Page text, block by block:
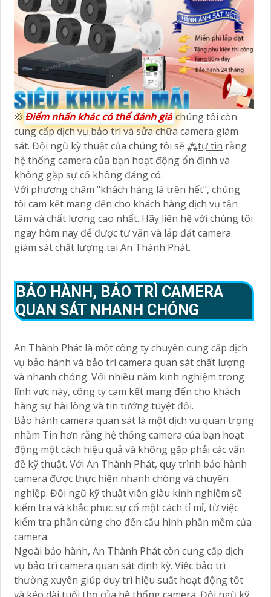
💢 Điểm nhấn khác có thể đánh giáchúng tôi còn
cung cấp dịch vụ bảo trì và sửa chữa camera giám
sát. Đội ngũ kỹ thuật của chúng tôi sẽ ⁂tự tin rằng
hệ thống camera của bạn hoạt động ổn định và
không gặp sự cố không đáng có.
Với phương châm "khách hàng là trên hết", chúng
tôi cam kết mang đến cho khách hàng dịch vụ tận
tâm và chất lượng cao nhất. Hãy liên hệ với chúng tôi
ngay hôm nay để được tư vấn và lắp đặt camera
giám sát chất lượng tại An Thành Phát.
BẢO HÀNH, BẢO TRÌ CAMERA
QUAN SÁT NHANH CHÓNG
An Thành Phát là một công ty chuyên cung cấp dịch
vụ bảo hành và bảo trì camera quan sát chất lượng
và nhanh chóng. Với nhiều năm kinh nghiệm trong
lĩnh vực này, công ty cam kết mang đến cho khách
hàng sự hài lòng và tin tưởng tuyệt đối.
Bảo hành camera quan sát là một dịch vụ quan trọng
nhằm Tin hơn rằng hệ thống camera của bạn hoạt
động một cách hiệu quả và không gặp phải các vấn
đề kỹ thuật. Với An Thành Phát, quy trình bảo hành
camera được thực hiện nhanh chóng và chuyên
nghiệp. Đội ngũ kỹ thuật viên giàu kinh nghiệm sẽ
kiểm tra và khắc phục sự cố một cách tỉ mỉ, từ việc
kiểm tra phần cứng cho đến cấu hình phần mềm của
camera.
Ngoài bảo hành, An Thành Phát còn cung cấp dịch
vụ bảo trì camera quan sát định kỳ. Việc bảo trì
thường xuyên giúp duy trì hiệu suất hoạt động tốt